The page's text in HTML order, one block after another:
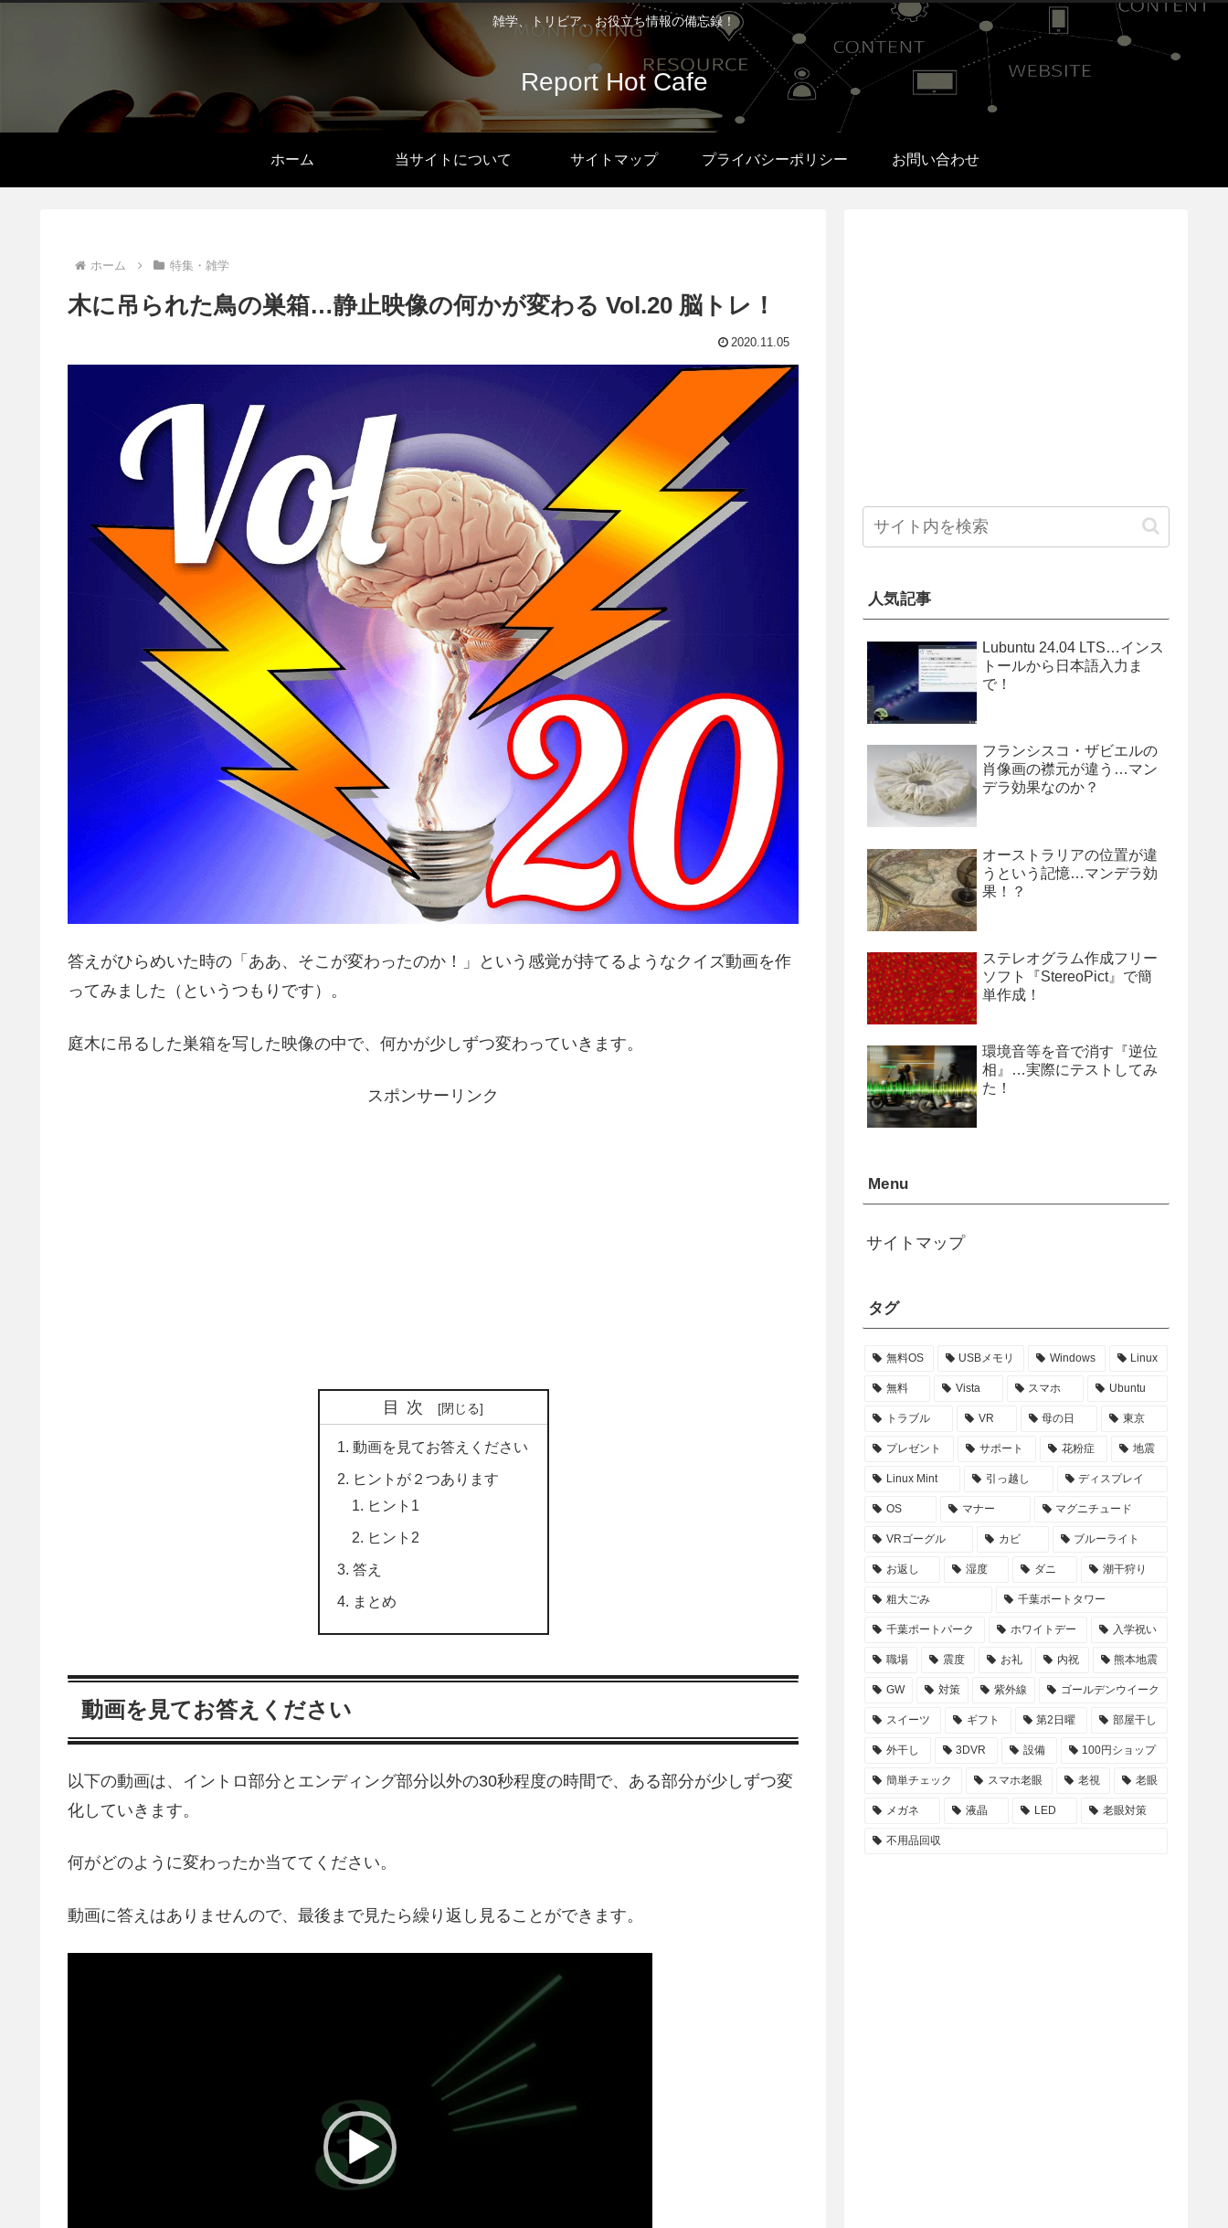
雑学、トリビア、お役立ち情報の備忘録！
Report Hot Cafe
ホーム 当サイトについて サイトマップ プライバシーポリシー お問い合わせ
ホーム 特集・雑学
木に吊られた鳥の巣箱…静止映像の何かが変わる Vol.20 脳トレ！
2020.11.05
答えがひらめいた時の「ああ、そこが変わったのか！」という感覚が持てるようなクイズ動画を作
ってみました（というつもりです）。
庭木に吊るした巣箱を写した映像の中で、何かが少しずつ変わっていきます。
スポンサーリンク
目次
動画を見てお答えください
ヒントが２つあります
ヒント1
ヒント2
答え
まとめ
動画を見てお答えください
以下の動画は、イントロ部分とエンディング部分以外の30秒程度の時間で、ある部分が少しずつ変
化していきます。
何がどのように変わったか当ててください。
動画に答えはありませんので、最後まで見たら繰り返し見ることができます。
人気記事
Lubuntu 24.04 LTS…インス
トールから日本語入力ま
で！
フランシスコ・ザビエルの
肖像画の襟元が違う…マン
デラ効果なのか？
オーストラリアの位置が違
うという記憶…マンデラ効
果！？
ステレオグラム作成フリー
ソフト『StereoPict』で簡
単作成！
環境音等を音で消す『逆位
相』…実際にテストしてみ
た！
Menu
サイトマップ
タグ
無料OS USBメモリ Windows Linux
無料 Vista スマホ Ubuntu
トラブル VR 母の日 東京
プレゼント サポート 花粉症 地震
Linux Mint 引っ越し ディスプレイ
OS マナー マグニチュード
VRゴーグル カビ ブルーライト
お返し 湿度 ダニ 潮干狩り
粗大ごみ 千葉ポートタワー
千葉ポートパーク ホワイトデー 入学祝い
職場 震度 お礼 内祝 熊本地震
GW 対策 紫外線 ゴールデンウイーク
スイーツ ギフト 第2日曜 部屋干し
外干し 3DVR 設備 100円ショップ
簡単チェック スマホ老眼 老視 老眼
メガネ 液晶 LED 老眼対策
不用品回収